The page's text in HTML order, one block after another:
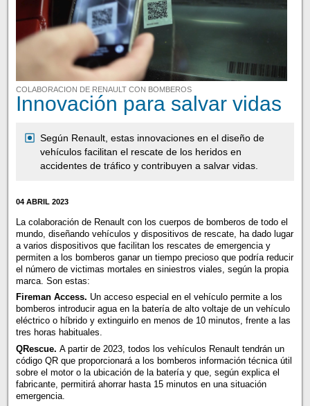
COLABORACION DE RENAULT CON BOMBEROS
Innovación para salvar vidas
Según Renault, estas innovaciones en el diseño de
vehículos facilitan el rescate de los heridos en
accidentes de tráfico y contribuyen a salvar vidas.
04 ABRIL 2023
La colaboración de Renault con los cuerpos de bomberos de todo el
mundo, diseñando vehículos y dispositivos de rescate, ha dado lugar
a varios dispositivos que facilitan los rescates de emergencia y
permiten a los bomberos ganar un tiempo precioso que podría reducir
el número de victimas mortales en siniestros viales, según la propia
marca. Son estas:
Fireman Access. Un acceso especial en el vehículo permite a los
bomberos introducir agua en la batería de alto voltaje de un vehículo
eléctrico o híbrido y extinguirlo en menos de 10 minutos, frente a las
tres horas habituales.
QRescue. A partir de 2023, todos los vehículos Renault tendrán un
código QR que proporcionará a los bomberos información técnica útil
sobre el motor o la ubicación de la batería y que, según explica el
fabricante, permitirá ahorrar hasta 15 minutos en una situación
emergencia.